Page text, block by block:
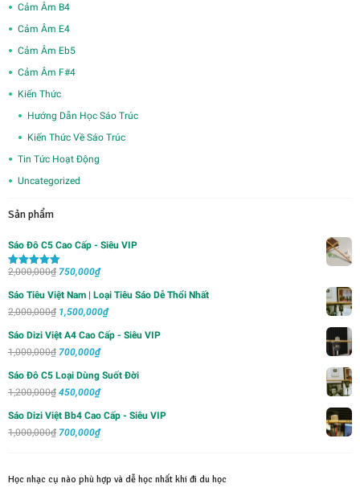
Cảm Âm B4
Cảm Âm E4
Cảm Âm Eb5
Cảm Âm F#4
Kiến Thức
Hướng Dẫn Học Sáo Trúc
Kiến Thức Về Sáo Trúc
Tin Tức Hoạt Động
Uncategorized
Sản phẩm
Sáo Đô C5 Cao Cấp - Siêu VIP
Được xếp
sao
2,000,000₫ Giá
là:
2,000,000₫.
750,000₫Giá
là:
750,000₫.
Sáo Tiêu Việt Nam | Loại Tiêu Sáo Dễ Thổi Nhất
2,000,000₫ Giá
2,000,000₫.
1,500,000₫Giá
tại
1,500,000₫.
Sáo Dizi Việt A4 Cao Cấp - Siêu VIP
1,000,000₫ Giá
1,000,000₫.
700,000₫Giá
700,000₫.
Sáo Đô C5 Loại Dùng Suốt Đời
1,200,000₫ Giá
1,200,000₫.
450,000₫Giá
Sáo Dizi Việt Bb4 Cao Cấp - Siêu VIP
1,000,000₫ Giá
1,000,000₫.
700,000₫Giá
là:
Học nhạc cụ nào phù hợp và dễ học nhất khi đi du học